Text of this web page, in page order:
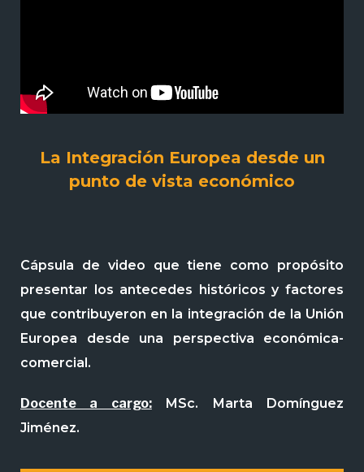
La Integración Europea desde un
punto de vista económico
Cápsula de video que tiene como propósito
presentar los antecedes históricos y factores
que contribuyeron en la integración de la Unión
Europea desde una perspectiva económica-
comercial.
Docente a cargo:MSc. Marta Domínguez
Jiménez.